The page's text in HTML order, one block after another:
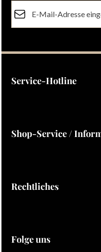
Ich habe die
Service-Hotline
Shop-Service /
Rechtliches
Folge uns